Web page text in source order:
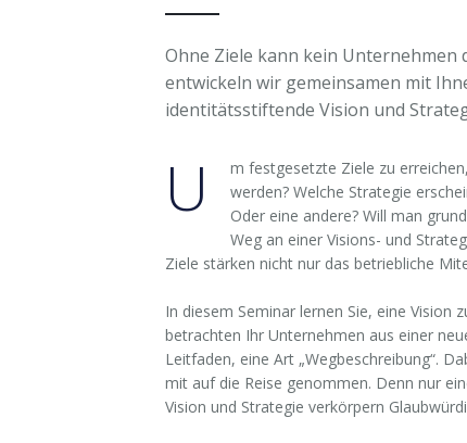
Ohne Ziele kann kein Unternehmen
entwickeln wir gemeinsamen mit
identitätsstiftende Vision und
U
m festgesetzte Ziele zu
werden? Welche Strategie
Oder eine andere? Will man
Weg an einer Visions- und
Ziele stärken nicht nur das betriebliche
In diesem Seminar lernen Sie, eine Vision
betrachten Ihr Unternehmen aus einer
Leitfaden, eine Art „Wegbeschreibung“.
mit auf die Reise genommen. Denn nur
Vision und Strategie verkörpern